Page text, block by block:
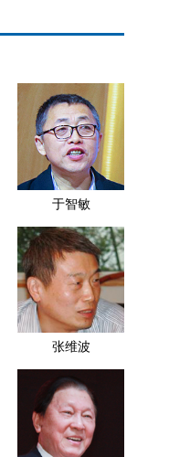
于智敏
张维波